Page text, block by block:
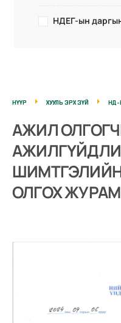
НДЕГ-ын
НҮҮР ХУУЛЬ ЭРХ ЗҮЙ НД-
АЖИЛ
ОЛГОХ ЖУРАМ